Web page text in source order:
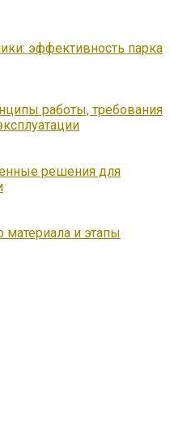
эффективность парка
работы, требования
решения для
и этапы